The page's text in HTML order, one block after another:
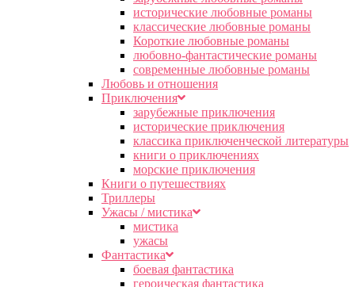
исторические любовные романы
классические любовные романы
Короткие любовные романы
любовно-фантастические романы
современные любовные романы
Любовь и отношения
Приключения
зарубежные приключения
исторические приключения
классика приключенческой литературы
книги о приключениях
морские приключения
Книги о путешествиях
Триллеры
Ужасы / мистика
мистика
ужасы
Фантастика
боевая фантастика
героическая фантастика